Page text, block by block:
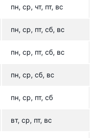
пн, ср, чт, пт, вс
пн, ср, пт, сб, вс
пн, ср, пт, сб, вс
пн, ср, сб, вс
пн, ср, пт, сб
вт, ср, пт, вс